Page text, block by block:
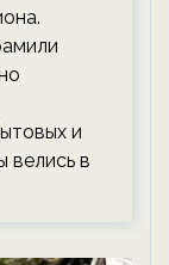
и
велись в